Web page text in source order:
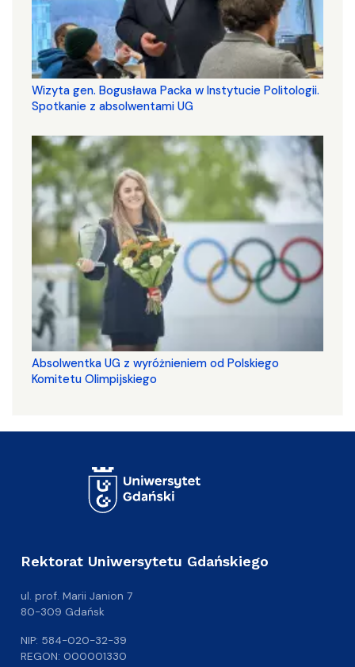
Wizyta gen. Bogusława Packa w Instytucie Politologii.
Spotkanie z absolwentami UG
Absolwentka UG z wyróżnieniem od Polskiego
Komitetu Olimpijskiego
Rektorat Uniwersytetu Gdańskiego
ul. prof. Marii Janion 7
80-309 Gdańsk
NIP: 584-020-32-39
REGON: 000001330